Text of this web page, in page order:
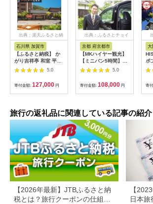
出典：楽天ふるさと納
石川県 加賀市
【ふるさと納税】 か
がり吉祥亭 和室 平日
限定 ペア宿泊券 1泊2
食付 2名 ペア 食事付
温泉 宿泊券 旅行 トラ
ベル 宿泊 宿泊施設 宿
レジャー F6P-0991
5.0
寄付金額: 127,000 円
出典：ふるさとチョイ
京都 府京都市
【MKハイヤー観光】
【ミニバン5時間】ド
ライバーとめぐるとっ
ておきの京都観光（3
／21-6／20・10／1-
11／30）
5.0
寄付金額: 108,000 円
大
ポ
寄
旅行の返礼品に関連している記事の紹介
【2026年最新】JTBふるさと納
税とは？旅行クーポンの仕組
【
日本旅